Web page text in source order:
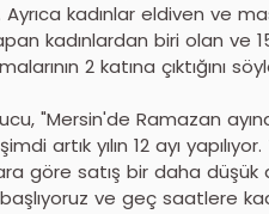
Ayrıca kadınlar eldiven ve
kadınlardan biri olan ve
2 katına çıktığını
"Mersin'de Ramazan
artık yılın 12 ayı
göre satış bir daha
ve geç saatlere